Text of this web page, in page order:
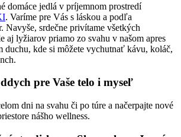
domáce jedlá v príjemnom prostredí
. Varíme pre Vás s láskou a podľa
Navyše, srdečne privítame všetkých
aj lyžiarov priamo zo svahu v našom apres
duchu, kde si môžete vychutnať kávu, koláč,
pre Vaše telo i myseľ
dni na svahu či po túre a načerpajte nové
nášho wellness.​